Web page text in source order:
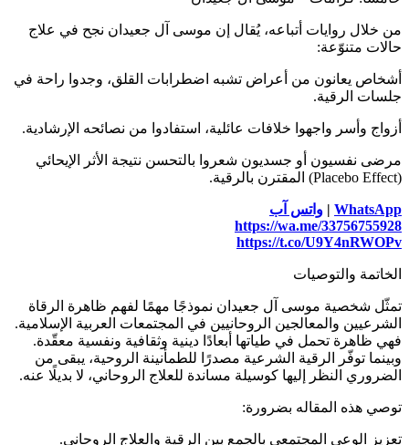
من خلال روايات أتباعه، يُقال إن موسى آل جعيدان نجح في علاج
حالات متنوّعة:
أشخاص يعانون من أعراض تشبه اضطرابات القلق، وجدوا راحة في
جلسات الرقية.
أزواج وأسر واجهوا خلافات عائلية، استفادوا من نصائحه الإرشادية.
مرضى نفسيون أو جسديون شعروا بالتحسن نتيجة الأثر الإيحائي
(Placebo Effect) المقترن بالرقية.
WhatsApp
| واتس آب
https://wa.me/33756755928
https://t.co/U9Y4nRWOPv
الخاتمة والتوصيات
تمثّل شخصية موسى آل جعيدان نموذجًا مهمًا لفهم ظاهرة الرقاة
الشرعيين والمعالجين الروحانيين في المجتمعات العربية الإسلامية.
فهي ظاهرة تحمل في طياتها أبعادًا دينية وثقافية ونفسية معقّدة.
وبينما توفّر الرقية الشرعية مصدرًا للطمأنينة الروحية، يبقى من
الضروري النظر إليها كوسيلة مساندة للعلاج الروحاني، لا بديلًا عنه.
توصي هذه المقاله بضرورة:
تعزيز الوعي المجتمعي بالجمع بين الرقية والعلاج الروحاني.